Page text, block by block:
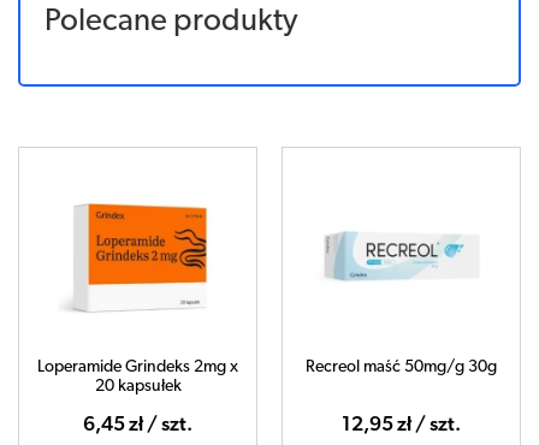
Polecane produkty
Loperamide Grindeks 2mg x
20 kapsułek
6,45 zł / szt.
Recreol maść 50mg/g 30g
12,95 zł / szt.